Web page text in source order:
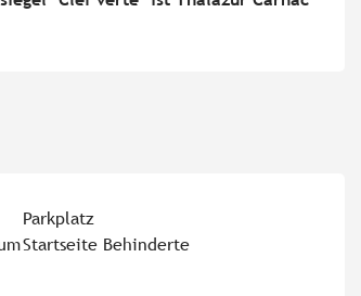
Parkplatz
Startseite Behinderte